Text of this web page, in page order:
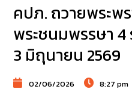
คปภ. ถวายพระพ
พระชนมพรรษา 4
3 มิถุนายน 2569
02/06/2026 8:27 pm